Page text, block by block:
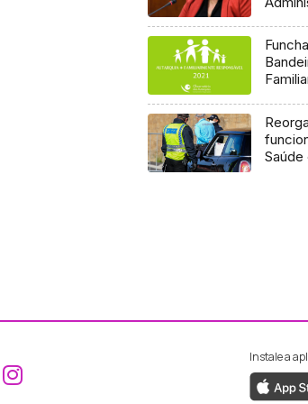
Aceder ao Facebook da RTP
Aceder ao Instagram da
Instale a